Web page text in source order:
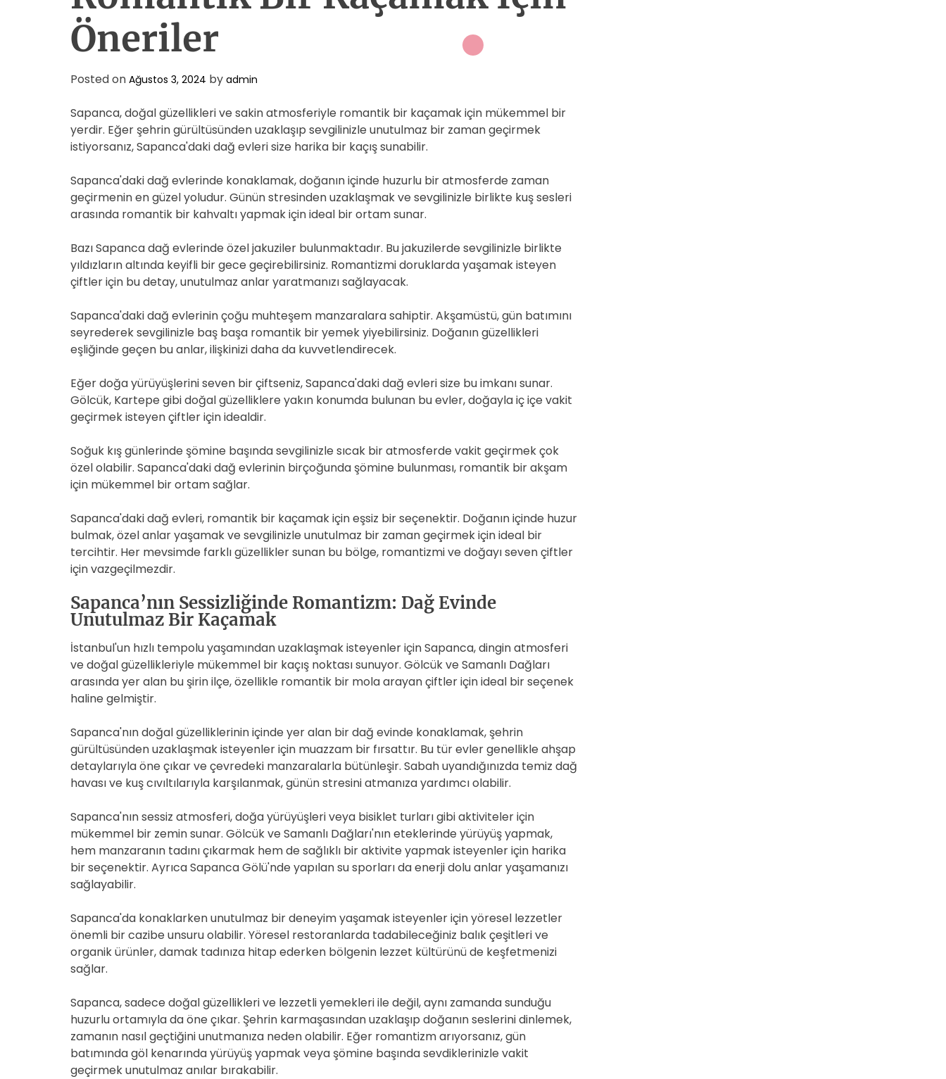
Öneriler
Posted on Ağustos 3, 2024 by admin
Sapanca, doğal güzellikleri ve sakin atmosferiyle romantik bir kaçamak için mükemmel bir
yerdir. Eğer şehrin gürültüsünden uzaklaşıp sevgilinizle unutulmaz bir zaman geçirmek
istiyorsanız, Sapanca'daki dağ evleri size harika bir kaçış sunabilir.
Sapanca'daki dağ evlerinde konaklamak, doğanın içinde huzurlu bir atmosferde zaman
geçirmenin en güzel yoludur. Günün stresinden uzaklaşmak ve sevgilinizle birlikte kuş sesleri
arasında romantik bir kahvaltı yapmak için ideal bir ortam sunar.
Bazı Sapanca dağ evlerinde özel jakuziler bulunmaktadır. Bu jakuzilerde sevgilinizle birlikte
yıldızların altında keyifli bir gece geçirebilirsiniz. Romantizmi doruklarda yaşamak isteyen
çiftler için bu detay, unutulmaz anlar yaratmanızı sağlayacak.
Sapanca'daki dağ evlerinin çoğu muhteşem manzaralara sahiptir. Akşamüstü, gün batımını
seyrederek sevgilinizle baş başa romantik bir yemek yiyebilirsiniz. Doğanın güzellikleri
eşliğinde geçen bu anlar, ilişkinizi daha da kuvvetlendirecek.
Eğer doğa yürüyüşlerini seven bir çiftseniz, Sapanca'daki dağ evleri size bu imkanı sunar.
Gölcük, Kartepe gibi doğal güzelliklere yakın konumda bulunan bu evler, doğayla iç içe vakit
geçirmek isteyen çiftler için idealdir.
Soğuk kış günlerinde şömine başında sevgilinizle sıcak bir atmosferde vakit geçirmek çok
özel olabilir. Sapanca'daki dağ evlerinin birçoğunda şömine bulunması, romantik bir akşam
için mükemmel bir ortam sağlar.
Sapanca'daki dağ evleri, romantik bir kaçamak için eşsiz bir seçenektir. Doğanın içinde huzur
bulmak, özel anlar yaşamak ve sevgilinizle unutulmaz bir zaman geçirmek için ideal bir
tercihtir. Her mevsimde farklı güzellikler sunan bu bölge, romantizmi ve doğayı seven çiftler
için vazgeçilmezdir.
Sapanca’nın Sessizliğinde Romantizm: Dağ Evinde
Unutulmaz Bir Kaçamak
İstanbul'un hızlı tempolu yaşamından uzaklaşmak isteyenler için Sapanca, dingin atmosferi
ve doğal güzellikleriyle mükemmel bir kaçış noktası sunuyor. Gölcük ve Samanlı Dağları
arasında yer alan bu şirin ilçe, özellikle romantik bir mola arayan çiftler için ideal bir seçenek
haline gelmiştir.
Sapanca'nın doğal güzelliklerinin içinde yer alan bir dağ evinde konaklamak, şehrin
gürültüsünden uzaklaşmak isteyenler için muazzam bir fırsattır. Bu tür evler genellikle ahşap
detaylarıyla öne çıkar ve çevredeki manzaralarla bütünleşir. Sabah uyandığınızda temiz dağ
havası ve kuş cıvıltılarıyla karşılanmak, günün stresini atmanıza yardımcı olabilir.
Sapanca'nın sessiz atmosferi, doğa yürüyüşleri veya bisiklet turları gibi aktiviteler için
mükemmel bir zemin sunar. Gölcük ve Samanlı Dağları'nın eteklerinde yürüyüş yapmak,
hem manzaranın tadını çıkarmak hem de sağlıklı bir aktivite yapmak isteyenler için harika
bir seçenektir. Ayrıca Sapanca Gölü'nde yapılan su sporları da enerji dolu anlar yaşamanızı
sağlayabilir.
Sapanca'da konaklarken unutulmaz bir deneyim yaşamak isteyenler için yöresel lezzetler
önemli bir cazibe unsuru olabilir. Yöresel restoranlarda tadabileceğiniz balık çeşitleri ve
organik ürünler, damak tadınıza hitap ederken bölgenin lezzet kültürünü de keşfetmenizi
sağlar.
Sapanca, sadece doğal güzellikleri ve lezzetli yemekleri ile değil, aynı zamanda sunduğu
huzurlu ortamıyla da öne çıkar. Şehrin karmaşasından uzaklaşıp doğanın seslerini dinlemek,
zamanın nasıl geçtiğini unutmanıza neden olabilir. Eğer romantizm arıyorsanız, gün
batımında göl kenarında yürüyüş yapmak veya şömine başında sevdiklerinizle vakit
geçirmek unutulmaz anılar bırakabilir.